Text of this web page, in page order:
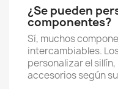
¿Se pueden
componentes?
Sí, muchos
intercambiables.
personalizar el
accesorios según